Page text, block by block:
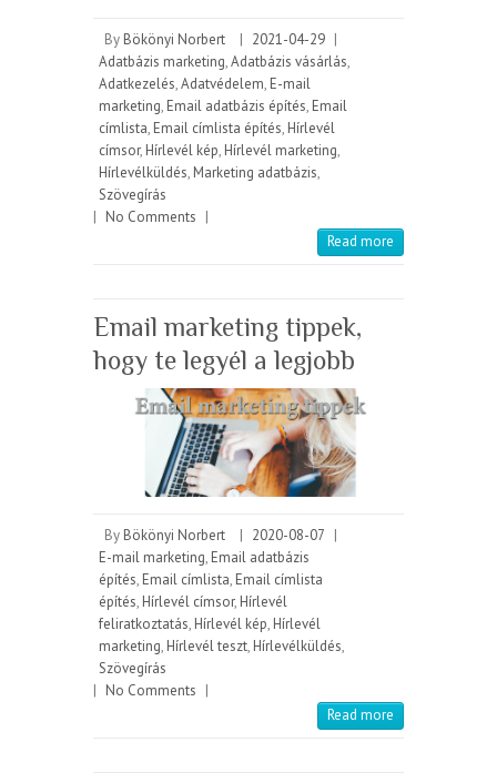
By Bökönyi Norbert | 2021-04-29 |
Adatbázis marketing,Adatbázis vásárlás,
Adatkezelés,Adatvédelem, E-mail
marketing, Email adatbázis építés, Email
címlista, Email címlista építés, Hírlevél
címsor, Hírlevél kép, Hírlevél marketing,
Hírlevélküldés, Marketing adatbázis,
Szövegírás
| No Comments |
Read more
Email marketing tippek,
hogy te legyél a legjobb
By Bökönyi Norbert | 2020-08-07 |
E-mail marketing, Email adatbázis
építés, Email címlista, Email címlista
építés, Hírlevél címsor, Hírlevél
feliratkoztatás, Hírlevél kép, Hírlevél
marketing, Hírlevél teszt, Hírlevélküldés,
Szövegírás
| No Comments |
Read more